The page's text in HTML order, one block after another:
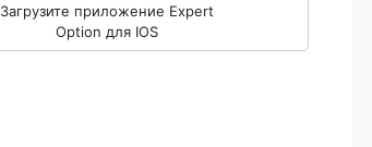
Загрузите приложение Expert
Option для IOS